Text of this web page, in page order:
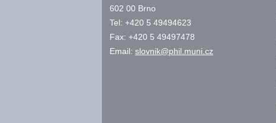
602 00 Brno
Tel: +420 5 49494623
Fax: +420 5 49497478
Email: slovnik@phil.muni.cz